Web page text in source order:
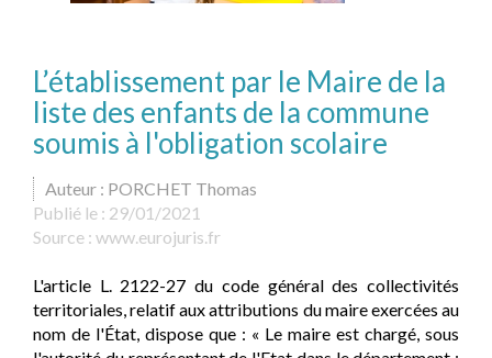
L’établissement par le Maire de la
liste des enfants de la commune
soumis à l'obligation scolaire
Auteur : PORCHET Thomas
Publié le : 29/01/2021
Source : www.eurojuris.fr
L'article L. 2122-27 du code général des collectivités
territoriales, relatif aux attributions du maire exercées au
nom de l'État, dispose que : « Le maire est chargé, sous